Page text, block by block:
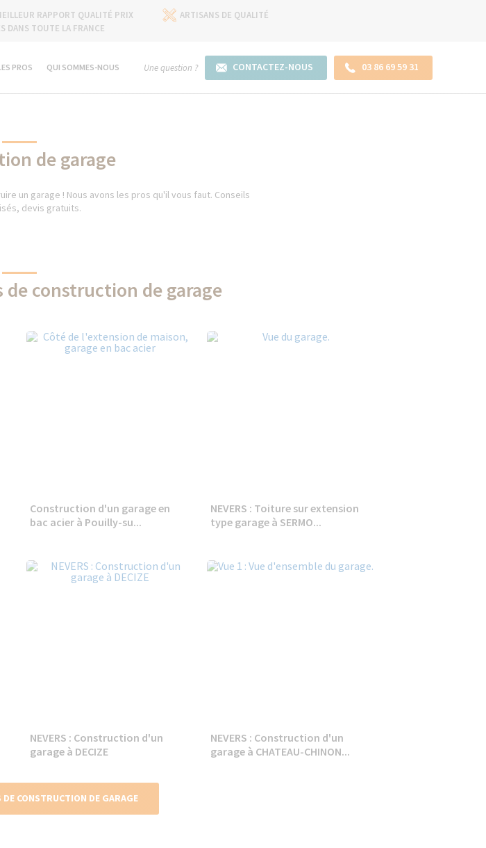
RAPPORT QUALITÉ PRIX
ARTISANS DE QUALITÉ
DANS TOUTE LA FRANCE
PROS QUI SOMMES-NOUS Une question ? CONTACTEZ-NOUS 03 86 69 59 31
de garage
un garage ! Nous avons les pros qu'il vous faut. Conseils
devis gratuits.
construction de garage
Construction d'un garage en
bac acier à Pouilly-su...
NEVERS : Toiture sur extension
type garage à SERMO...
NEVERS : Construction d'un
garage à DECIZE
NEVERS : Construction d'un
garage à CHATEAU-CHINON...
CONSTRUCTION DE GARAGE